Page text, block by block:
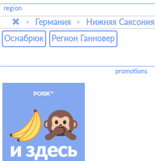
region
Германия
Нижняя Саксония
Оснабрюк
Регион Ганновер
promotions